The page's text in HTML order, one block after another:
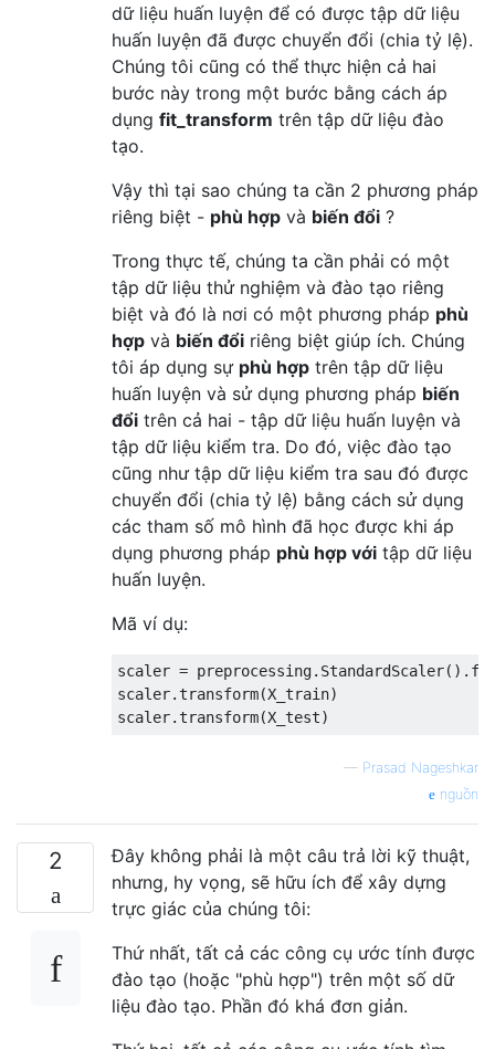
dữ liệu huấn luyện để có được tập dữ liệu
huấn luyện đã được chuyển đổi (chia tỷ lệ).
Chúng tôi cũng có thể thực hiện cả hai
bước này trong một bước bằng cách áp
dụng fit_transform trên tập dữ liệu đào
tạo.
Vậy thì tại sao chúng ta cần 2 phương pháp
riêng biệt - phù hợp và biến đổi ?
Trong thực tế, chúng ta cần phải có một
tập dữ liệu thử nghiệm và đào tạo riêng
biệt và đó là nơi có một phương pháp phù
hợp và biến đổi riêng biệt giúp ích. Chúng
tôi áp dụng sự phù hợp trên tập dữ liệu
huấn luyện và sử dụng phương pháp biến
đổi trên cả hai - tập dữ liệu huấn luyện và
tập dữ liệu kiểm tra. Do đó, việc đào tạo
cũng như tập dữ liệu kiểm tra sau đó được
chuyển đổi (chia tỷ lệ) bằng cách sử dụng
các tham số mô hình đã học được khi áp
dụng phương pháp phù hợp với tập dữ liệu
huấn luyện.
Mã ví dụ:
scaler = preprocessing. StandardScaler().
scaler.transform(X_train)
scaler.transform(X_test)
— Prasad Nageshkar
nguồn
2
Đây không phải là một câu trả lời kỹ thuật,
nhưng, hy vọng, sẽ hữu ích để xây dựng
trực giác của chúng tôi:
Thứ nhất, tất cả các công cụ ước tính được
đào tạo (hoặc "phù hợp") trên một số dữ
liệu đào tạo. Phần đó khá đơn giản.